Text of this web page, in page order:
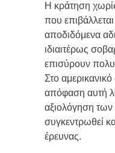
Η κράτηση
που
αποδιδόμενα
ιδιαιτέρως
επισύρουν
Στο
απόφαση αυτή
αξιολόγηση των
συγκεντρωθεί
έρευνας.